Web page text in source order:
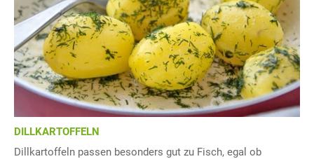
DILLKARTOFFELN
Dillkartoffeln passen besonders gut zu Fisch, egal ob